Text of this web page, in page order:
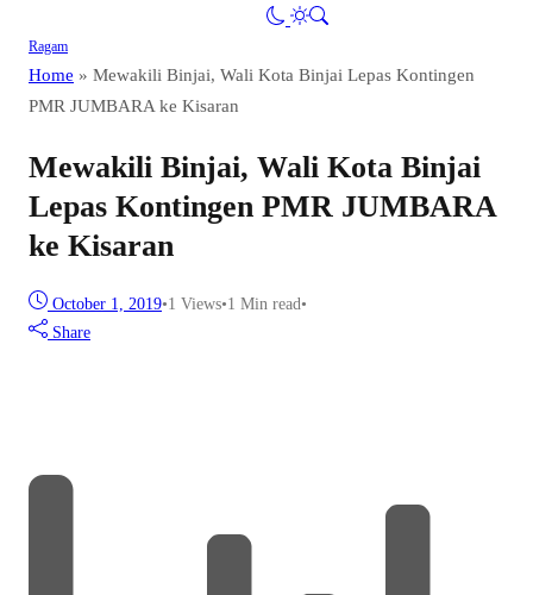
Ragam
Home » Mewakili Binjai, Wali Kota Binjai Lepas Kontingen
PMR JUMBARA ke Kisaran
Mewakili Binjai, Wali Kota Binjai
Lepas Kontingen PMR JUMBARA
ke Kisaran
October 1, 2019•1 Views•1 Min read•
Share